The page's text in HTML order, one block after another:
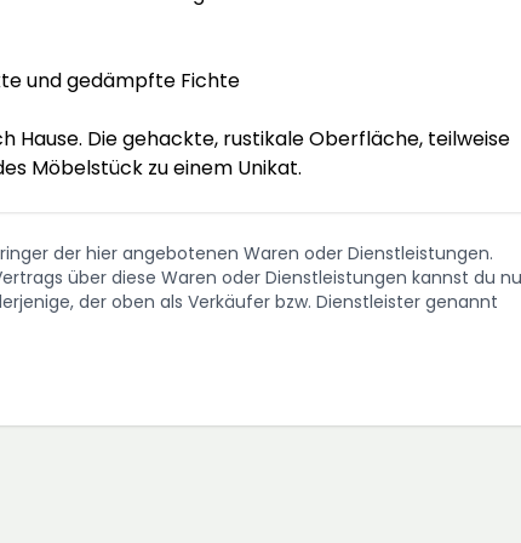
und gedämpfte Fichte
Hause. Die gehackte, rustikale Oberfläche, teilweise
Möbelstück zu einem Unikat.
der hier angebotenen Waren oder Dienstleistungen.
über diese Waren oder Dienstleistungen kannst du
der oben als Verkäufer bzw. Dienstleister genannt